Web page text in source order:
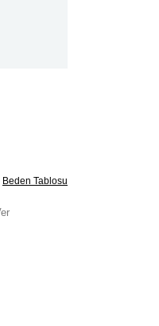
Beden Tablosu